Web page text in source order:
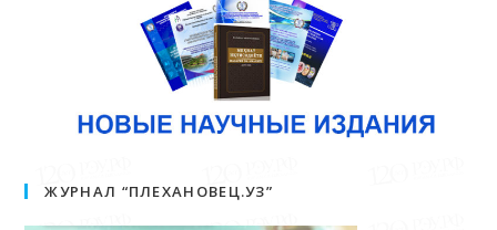
ЖУРНАЛ “ПЛЕХАНОВЕЦ.УЗ”